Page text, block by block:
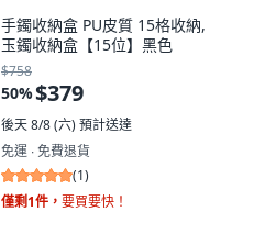
手鐲收納盒 PU皮質 15格收納,
玉鐲收納盒【15位】黑色
$758
50%$379
後天 8/8 (六) 預計送達
免運 ∙ 免費退貨
(1)
僅剩1件， 要買要快！